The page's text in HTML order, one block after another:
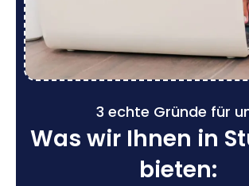
3 echte Gründe für
Was wir Ihnen in
bieten: